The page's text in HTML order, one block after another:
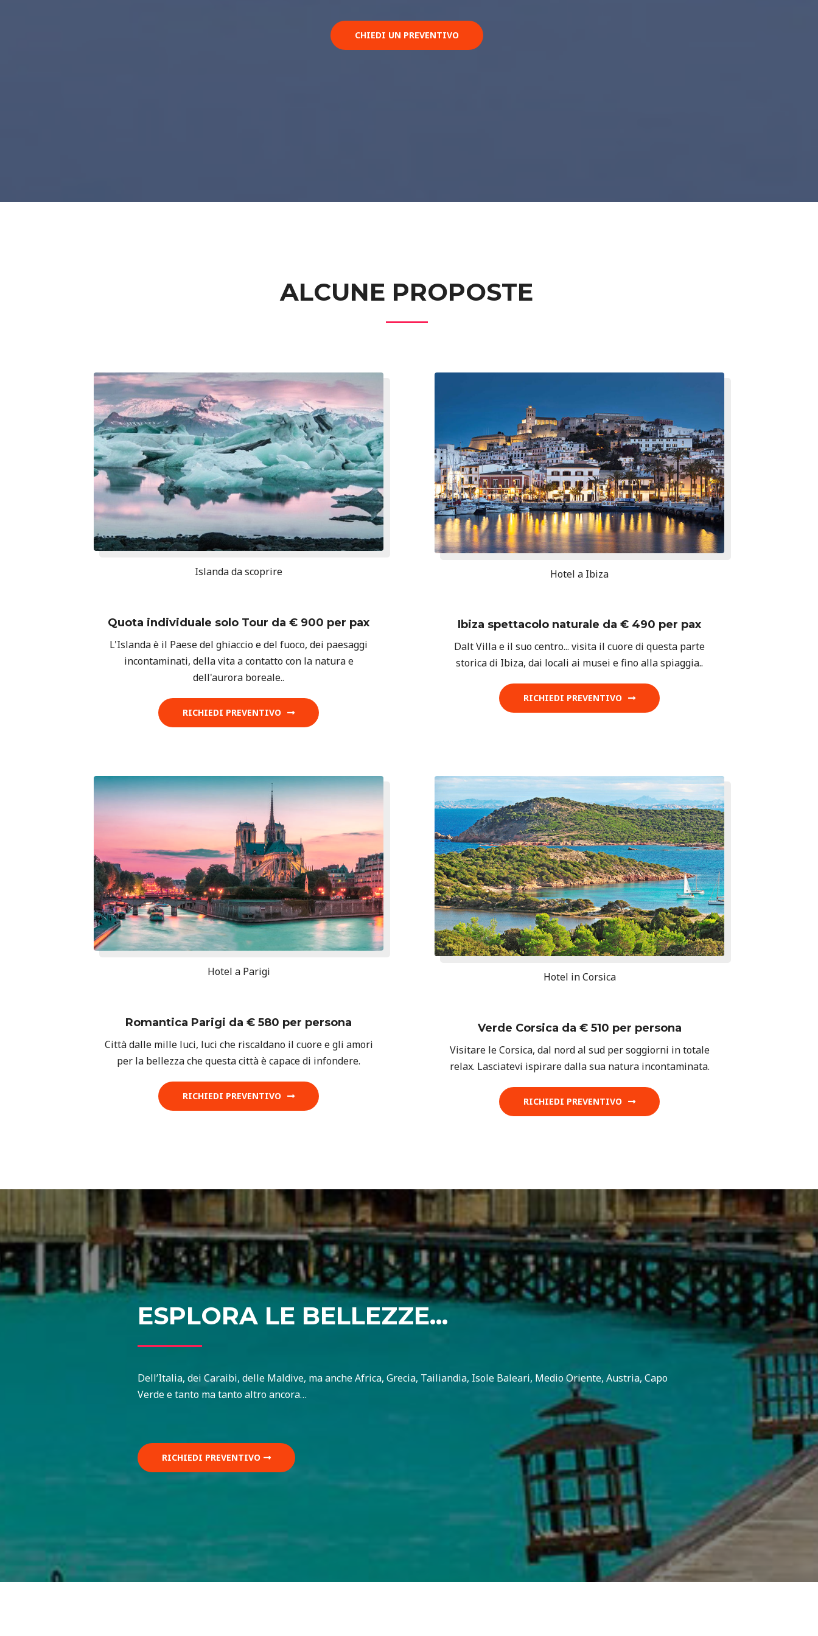
CHIEDI UN PREVENTIVO
ALCUNE PROPOSTE
Islanda da scoprire
Quota individuale solo Tour da € 900 per pax
L'Islanda è il Paese del ghiaccio e del fuoco, dei paesaggi
incontaminati, della vita a contatto con la natura e
dell'aurora boreale..
RICHIEDI PREVENTIVO
Hotel a Ibiza
Ibiza spettacolo naturale da € 490 per pax
Dalt Villa e il suo centro... visita il cuore di questa parte
storica di Ibiza, dai locali ai musei e fino alla spiaggia..
RICHIEDI PREVENTIVO
Hotel a Parigi
Romantica Parigi da € 580 per persona
Città dalle mille luci, luci che riscaldano il cuore e gli amori
per la bellezza che questa città è capace di infondere.
RICHIEDI PREVENTIVO
Hotel in Corsica
Verde Corsica da € 510 per persona
Visitare le Corsica, dal nord al sud per soggiorni in totale
relax. Lasciatevi ispirare dalla sua natura incontaminata.
RICHIEDI PREVENTIVO
ESPLORA LE BELLEZZE...
Dell’Italia, dei Caraibi, delle Maldive, ma anche Africa, Grecia, Tailiandia, Isole Baleari, Medio Oriente, Austria, Capo
Verde e tanto ma tanto altro ancora…
RICHIEDI PREVENTIVO